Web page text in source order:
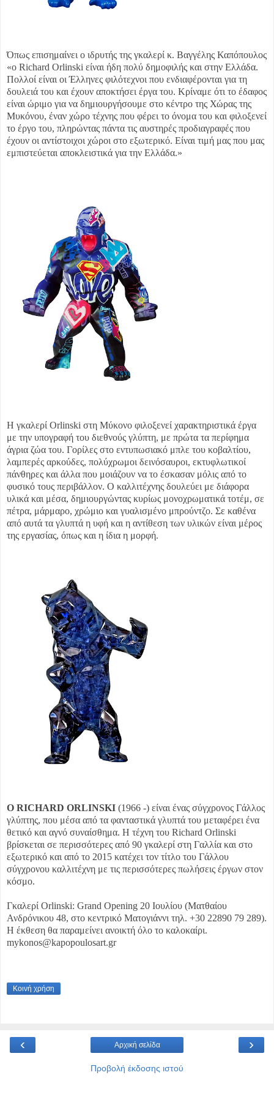
Όπως επισημαίνει ο ιδρυτής της γκαλερί κ. Βαγγέλης Καπόπουλος
«ο Richard Orlinski είναι ήδη πολύ δημοφιλής και στην Ελλάδα.
Πολλοί είναι οι Έλληνες φιλότεχνοι που ενδιαφέρονται για τη
δουλειά του και έχουν αποκτήσει έργα του. Κρίναμε ότι το έδαφος
είναι ώριμο για να δημιουργήσουμε στο κέντρο της Χώρας της
Μυκόνου, έναν χώρο τέχνης που φέρει το όνομα του και φιλοξενεί
το έργο του, πληρώντας πάντα τις αυστηρές προδιαγραφές που
έχουν οι αντίστοιχοι χώροι στο εξωτερικό. Είναι τιμή μας που μας
εμπιστεύεται αποκλειστικά για την Ελλάδα.»
Η γκαλερί Orlinski στη Μύκονο φιλοξενεί χαρακτηριστικά έργα
με την υπογραφή του διεθνούς γλύπτη, με πρώτα τα περίφημα
άγρια ζώα του. Γορίλες στο εντυπωσιακό μπλε του κοβαλτίου,
λαμπερές αρκούδες, πολύχρωμοι δεινόσαυροι, εκτυφλωτικοί
πάνθηρες και άλλα που μοιάζουν να το έσκασαν μόλις από το
φυσικό τους περιβάλλον. Ο καλλιτέχνης δουλεύει με διάφορα
υλικά και μέσα, δημιουργώντας κυρίως μονοχρωματικά τοτέμ, σε
πέτρα, μάρμαρο, χρώμιο και γυαλισμένο μπρούντζο. Σε καθένα
από αυτά τα γλυπτά η υφή και η αντίθεση των υλικών είναι μέρος
της εργασίας, όπως και η ίδια η μορφή.
Ο RICHARD ORLINSKI (1966 -) είναι ένας σύγχρονος Γάλλος
γλύπτης, που μέσα από τα φανταστικά γλυπτά του μεταφέρει ένα
θετικό και αγνό συναίσθημα. Η τέχνη του Richard Orlinski
βρίσκεται σε περισσότερες από 90 γκαλερί στη Γαλλία και στο
εξωτερικό και από το 2015 κατέχει τον τίτλο του Γάλλου
σύγχρονου καλλιτέχνη με τις περισσότερες πωλήσεις έργων στον
κόσμο.
Γκαλερί Orlinski: Grand Opening 20 Ιουλίου (Ματθαίου
Ανδρόνικου 48, στο κεντρικό Ματογιάννι τηλ. +30 22890 79 289).
Η έκθεση θα παραμείνει ανοικτή όλο το καλοκαίρι.
mykonos@kapopoulosart.gr
Κοινή χρήση
‹ ›
Αρχική σελίδα
Προβολή έκδοσης ιστού